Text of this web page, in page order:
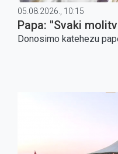
05.08.2026., 10:15
Papa: ''Svaki
Donosimo katehezu